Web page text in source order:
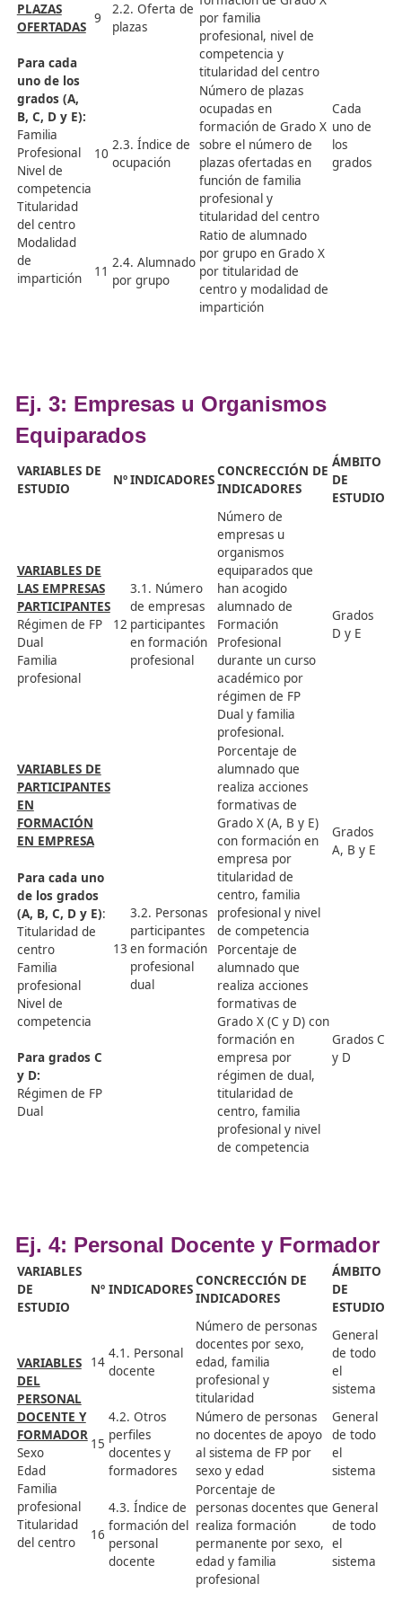
centro y modalidad
de impartición
1.7.
Seguimiento
posterior en
graduados
universitarios
Porcentaje de
alumnado
graduado en Grado
D de nivel 3
matriculado en
Enseñanza
Universitaria en
alguno de los tres
cursos siguientes
por curso de
graduación, sexo,
edad y familia
profesional
Ej. 2: Oferta de Enseñanzas
VARIABLES
DE ESTUDIO
Nº INDICADORES
CONCRECCIÓN DE
INDICADORES
Actualización
del catálogo
formativo
Número de
programas formativos
actualizados o creados
en los dos últimos
años para alinear la
oferta formativa con
las demandas del
mercado laboral
OFERTADAS
Para cada
uno de los
grados (A,
B, C, D y E):
Familia
Profesional
Nivel de
competencia
Titularidad
del centro
Modalidad
impartición
2.2. Oferta de
Número de plazas
ofertadas para
formación de Grado X
por familia
profesional, nivel de
competencia y
titularidad del centro
2.3. Índice de
ocupación
Número de plazas
ocupadas en
formación de Grado X
sobre el número de
plazas ofertadas en
función de familia
profesional y
titularidad del centro
2.4. Alumnado
Ratio de alumnado
por grupo en Grado X
por titularidad de
centro y modalidad de
impartición
Equiparados
VARIABLES DE
ESTUDIO
NºINDICADORES
CONCRECCIÓN DE
INDICADORES
VARIABLES DE
LAS EMPRESAS
PARTICIPANTES
Régimen de FP
Dual
Familia
profesional
12
3.1. Número
de empresas
participantes
en formación
profesional
Número de
empresas u
organismos
han acogido
alumnado de
Formación
Profesional
durante un curso
académico por
régimen de FP
Dual y familia